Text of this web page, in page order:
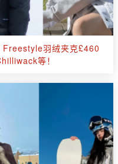
Freestyle羽绒夹克£460
等！